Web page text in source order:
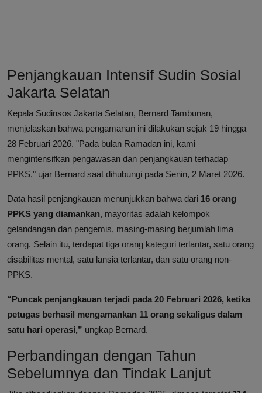
Penjangkauan Intensif Sudin Sosial
Jakarta Selatan
Kepala Sudinsos Jakarta Selatan, Bernard Tambunan,
menjelaskan bahwa pengamanan ini dilakukan sejak 19 hingga
28 Februari 2026. "Pada bulan Ramadan ini, kami
mengintensifkan pengawasan dan penjangkauan terhadap
PPKS," ujar Bernard saat dihubungi pada Senin, 2 Maret 2026.
Data hasil penjangkauan menunjukkan bahwa dari 16 orang
PPKS yang diamankan, mayoritas adalah kelompok
gelandangan dan pengemis, masing-masing berjumlah lima
orang. Selain itu, terdapat tiga orang kategori terlantar, satu orang
disabilitas mental, satu lansia terlantar, dan satu orang non-
PPKS.
“Puncak penjangkauan terjadi pada 20 Februari 2026, ketika
petugas berhasil mengamankan 11 orang sekaligus dalam
satu hari operasi,” ungkap Bernard.
Perbandingan dengan Tahun
Sebelumnya dan Tindak Lanjut